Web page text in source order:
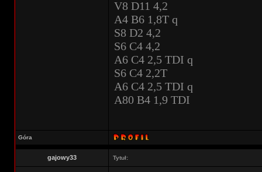
V8 D11 4,2
A4 B6 1,8T q
S8 D2 4,2
S6 C4 4,2
A6 C4 2,5 TDI q
S6 C4 2,2T
A6 C4 2,5 TDI q
A80 B4 1,9 TDI
Góra
gajowy33 Tytuł: